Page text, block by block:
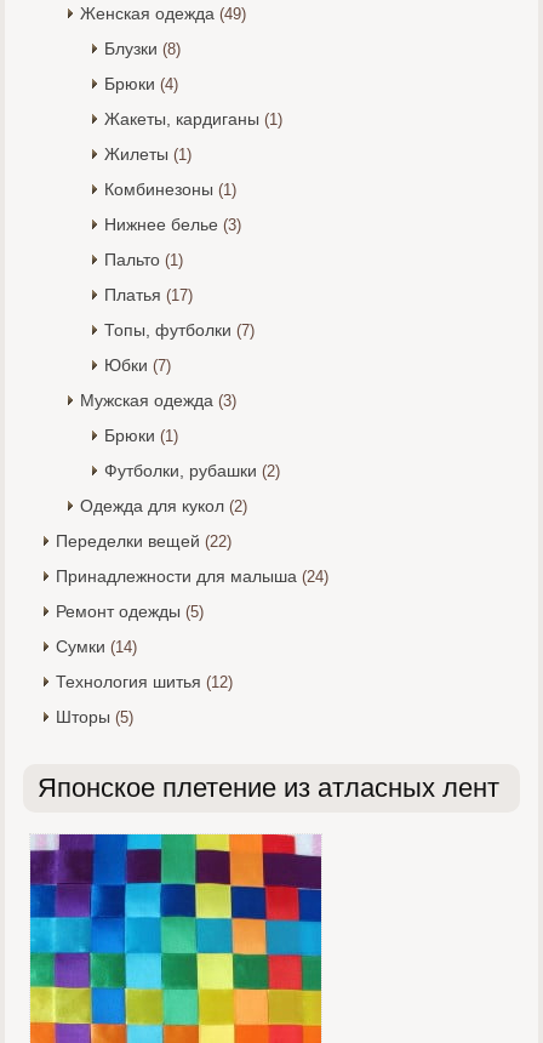
Женская одежда (49)
Блузки (8)
Брюки (4)
Жакеты, кардиганы (1)
Жилеты (1)
Комбинезоны (1)
Нижнее белье (3)
Пальто (1)
Платья (17)
Топы, футболки (7)
Юбки (7)
Мужская одежда (3)
Брюки (1)
Футболки, рубашки (2)
Одежда для кукол (2)
Переделки вещей (22)
Принадлежности для малыша (24)
Ремонт одежды (5)
Сумки (14)
Технология шитья (12)
Шторы (5)
Японское плетение из атласных лент